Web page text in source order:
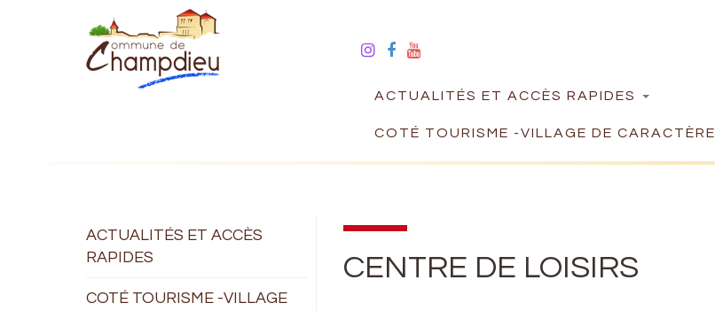
ACTUALITÉS ET ACCÈS RAPIDES
COTÉ TOURISME -VILLAGE DE CARACTÈRE
ACTUALITÉS ET ACCÈS
RAPIDES
COTÉ TOURISME -VILLAGE
CENTRE DE LOISIRS